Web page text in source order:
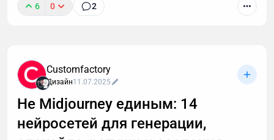
6 0 2
Customfactory
Дизайн11.07.2025
Не Midjourney единым: 14
нейросетей для генерации,